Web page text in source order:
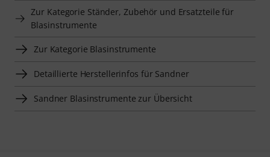
Zur Kategorie Ständer, Zubehör und Ersatzteile für
Blasinstrumente
Zur Kategorie Blasinstrumente
Detaillierte Herstellerinfos für Sandner
Sandner Blasinstrumente zur Übersicht